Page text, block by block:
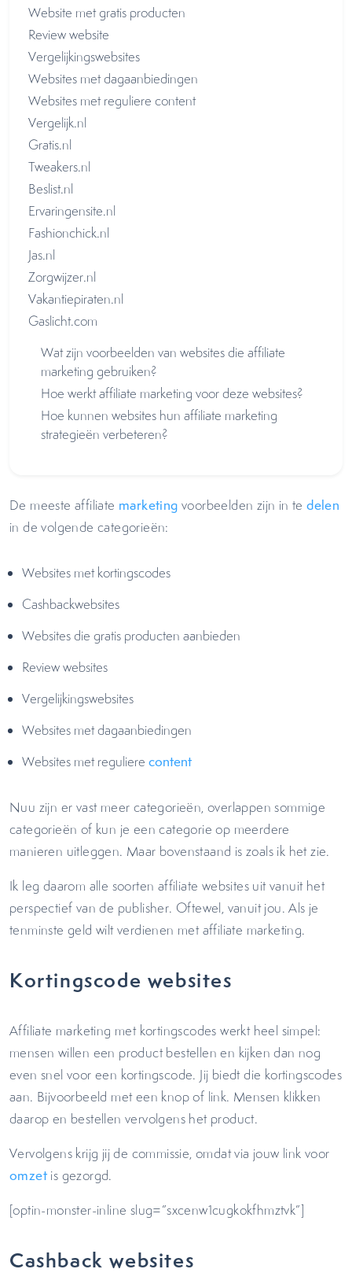
Website met gratis producten
Review website
Vergelijkingswebsites
Websites met dagaanbiedingen
Websites met reguliere content
Vergelijk.nl
Gratis.nl
Tweakers.nl
Beslist.nl
Ervaringensite.nl
Fashionchick.nl
Jas.nl
Zorgwijzer.nl
Vakantiepiraten.nl
Gaslicht.com
Wat zijn voorbeelden van websites die affiliate
marketing gebruiken?
Hoe werkt affiliate marketing voor deze websites?
Hoe kunnen websites hun affiliate marketing
strategieën verbeteren?
De meeste affiliate marketing voorbeelden zijn in tedelen
in de volgende categorieën:
Websites met kortingscodes
Cashbackwebsites
Websites die gratis producten aanbieden
Review websites
Vergelijkingswebsites
Websites met dagaanbiedingen
Websites met reguliere content
Nuu zijn er vast meer categorieën, overlappen sommige
categorieën of kun je een categorie op meerdere
manieren uitleggen. Maar bovenstaand is zoals ik het zie.
Ik leg daarom alle soorten affiliate websites uit vanuit het
perspectief van de publisher. Oftewel, vanuit jou. Als je
tenminste geld wilt verdienen met affiliate marketing.
Kortingscode websites
Affiliate marketing met kortingscodes werkt heel simpel:
mensen willen een product bestellen en kijken dan nog
even snel voor een kortingscode. Jij biedt die kortingscodes
aan. Bijvoorbeeld met een knop of link. Mensen klikken
daarop en bestellen vervolgens het product.
Vervolgens krijg jij de commissie, omdat via jouw link voor
omzet is gezorgd.
[optin-monster-inline slug=”sxcenw1cugkokfhmztvk”]
Cashback websites